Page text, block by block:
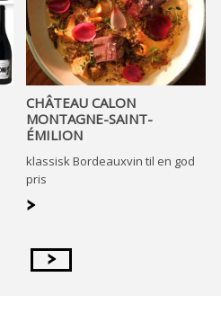
CHÂTEAU CALON
MONTAGNE-SAINT-
ÉMILION
klassisk Bordeauxvin til en god
pris
>
>